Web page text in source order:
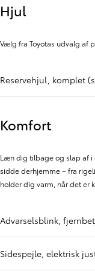
Hjul
Vælg fra Toyotas udvalg af
Reservehjul, komplet
Komfort
Læn dig tilbage og slap af i
sidde derhjemme – fra
holder dig varm, når det er
Advarselsblink,
Sidespejle, elektrisk